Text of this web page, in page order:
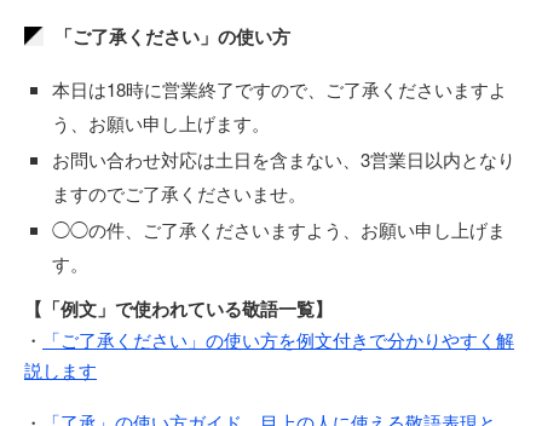
「ご了承ください」の使い方
本日は18時に営業終了ですので、ご了承くださいますよ
う、お願い申し上げます。
お問い合わせ対応は土日を含まない、3営業日以内となり
ますのでご了承くださいませ。
◯◯の件、ご了承くださいますよう、お願い申し上げま
す。
【「例文」で使われている敬語一覧】
・
「ご了承ください」の使い方を例文付きで分かりやすく解
説します